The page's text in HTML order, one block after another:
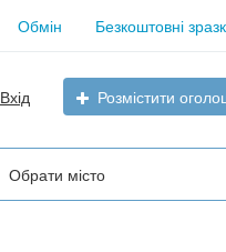
Обмін Безкоштовні
Вхід Розмістити
Обрати місто